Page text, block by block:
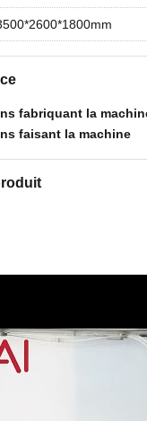
fabriquant la
faisant la machine